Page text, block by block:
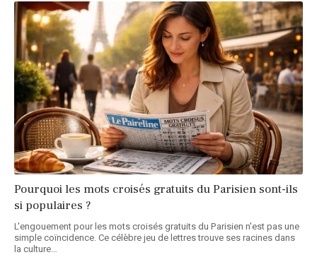
Pourquoi les mots croisés gratuits du Parisien sont-ils
si populaires ?
L'engouement pour les mots croisés gratuits du Parisien n'est pas une
simple coïncidence. Ce célèbre jeu de lettres trouve ses racines dans
la culture…